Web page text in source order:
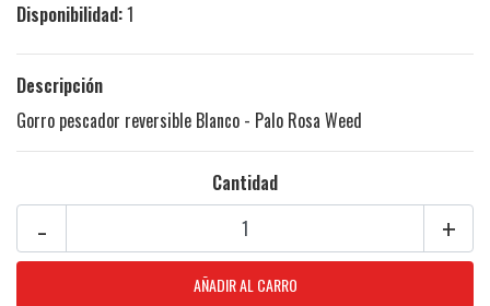
Disponibilidad:1
Descripción
Gorro pescador reversible Blanco - Palo Rosa Weed
Cantidad
+
-